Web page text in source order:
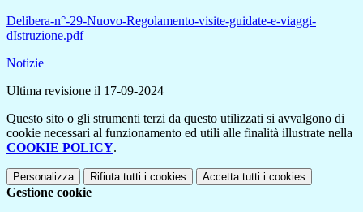
Delibera-n°-29-Nuovo-Regolamento-visite-guidate-e-viaggi-
dIstruzione.pdf
Notizie
Ultima revisione il 17-09-2024
Questo sito o gli strumenti terzi da questo utilizzati si avvalgono di
cookie necessari al funzionamento ed utili alle finalità illustrate nella
COOKIE POLICY.
Personalizza Rifiuta tutti i cookies Accetta tutti i cookies
Gestione cookie